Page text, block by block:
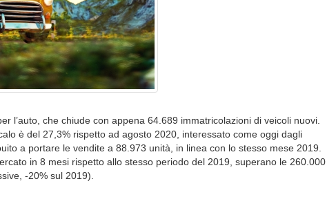
l’auto, che chiude con appena 64.689 immatricolazioni di veicoli nuovi.
è del 27,3% rispetto ad agosto 2020, interessato come oggi dagli
a portare le vendite a 88.973 unità, in linea con lo stesso mese 2019.
in 8 mesi rispetto allo stesso periodo del 2019, superano le 260.000
-20% sul 2019).